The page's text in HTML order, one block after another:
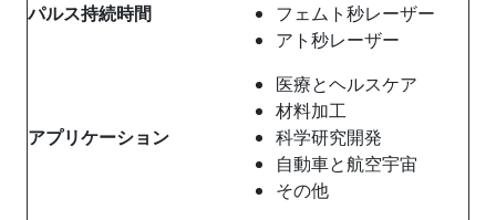
パルス持続時間
フェムト秒レーザー
アト秒レーザー
アプリケーション
医療とヘルスケア
材料加工
科学研究開発
自動車と航空宇宙
その他